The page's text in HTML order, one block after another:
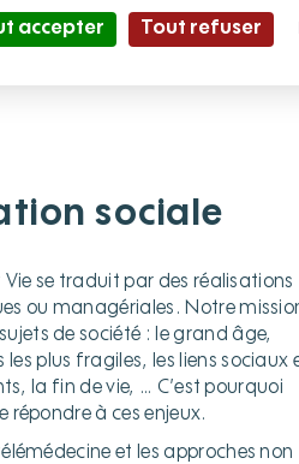
et Vie le Mag'
sociale
se traduit par des réalisations
ou managériales. Notre
de société : le grand âge,
plus fragiles, les liens sociaux
la fin de vie, … C’est pourquoi
répondre à ces enjeux.
et les approches non
accepter Tout refuser